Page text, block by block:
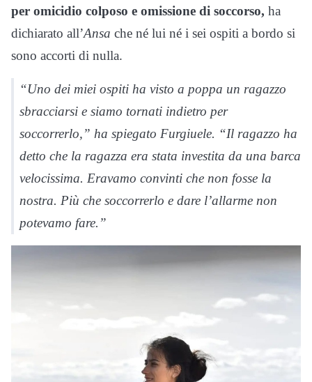
per omicidio colposo e omissione di soccorso, ha
dichiarato all’Ansa che né lui né i sei ospiti a bordo si
sono accorti di nulla.
“Uno dei miei ospiti ha visto a poppa un ragazzo
sbracciarsi e siamo tornati indietro per
soccorrerlo,” ha spiegato Furgiuele. “Il ragazzo ha
detto che la ragazza era stata investita da una barca
velocissima. Eravamo convinti che non fosse la
nostra. Più che soccorrerlo e dare l’allarme non
potevamo fare.”